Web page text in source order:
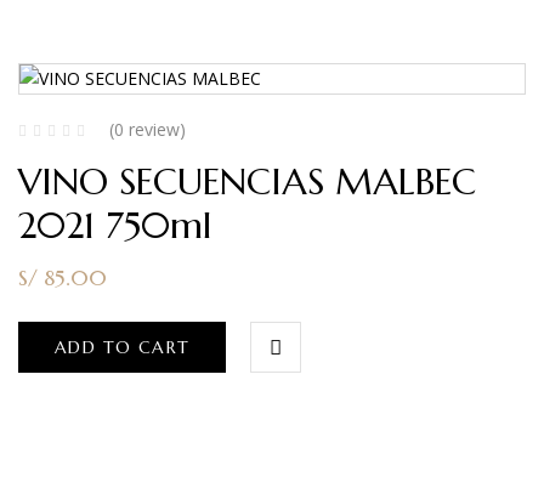
(0 review)
VINO SECUENCIAS MALBEC
2021 750ml
S/ 85.00
ADD TO CART